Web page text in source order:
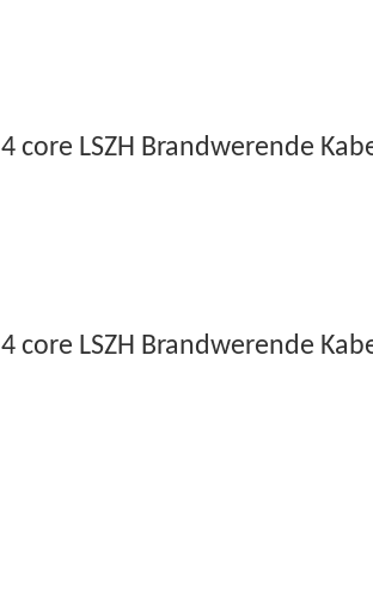
4 core LSZH Brandwerende
4 core LSZH Brandwerende